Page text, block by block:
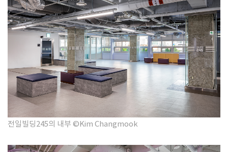
전일빌딩245의 내부 ©Kim Changmook